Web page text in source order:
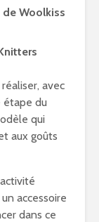
Woolkiss
avec
étape du
qui
aux goûts
accessoire
dans ce